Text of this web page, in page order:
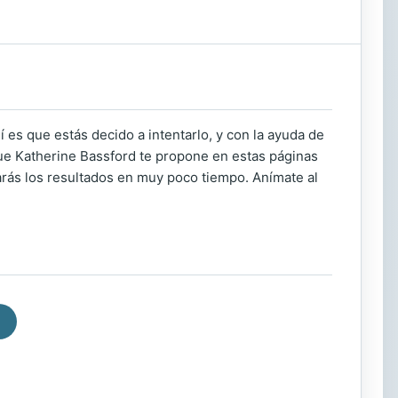
que estás decido a intentarlo, y con la ayuda de
Katherine Bassford te propone en estas páginas
los resultados en muy poco tiempo. Anímate al